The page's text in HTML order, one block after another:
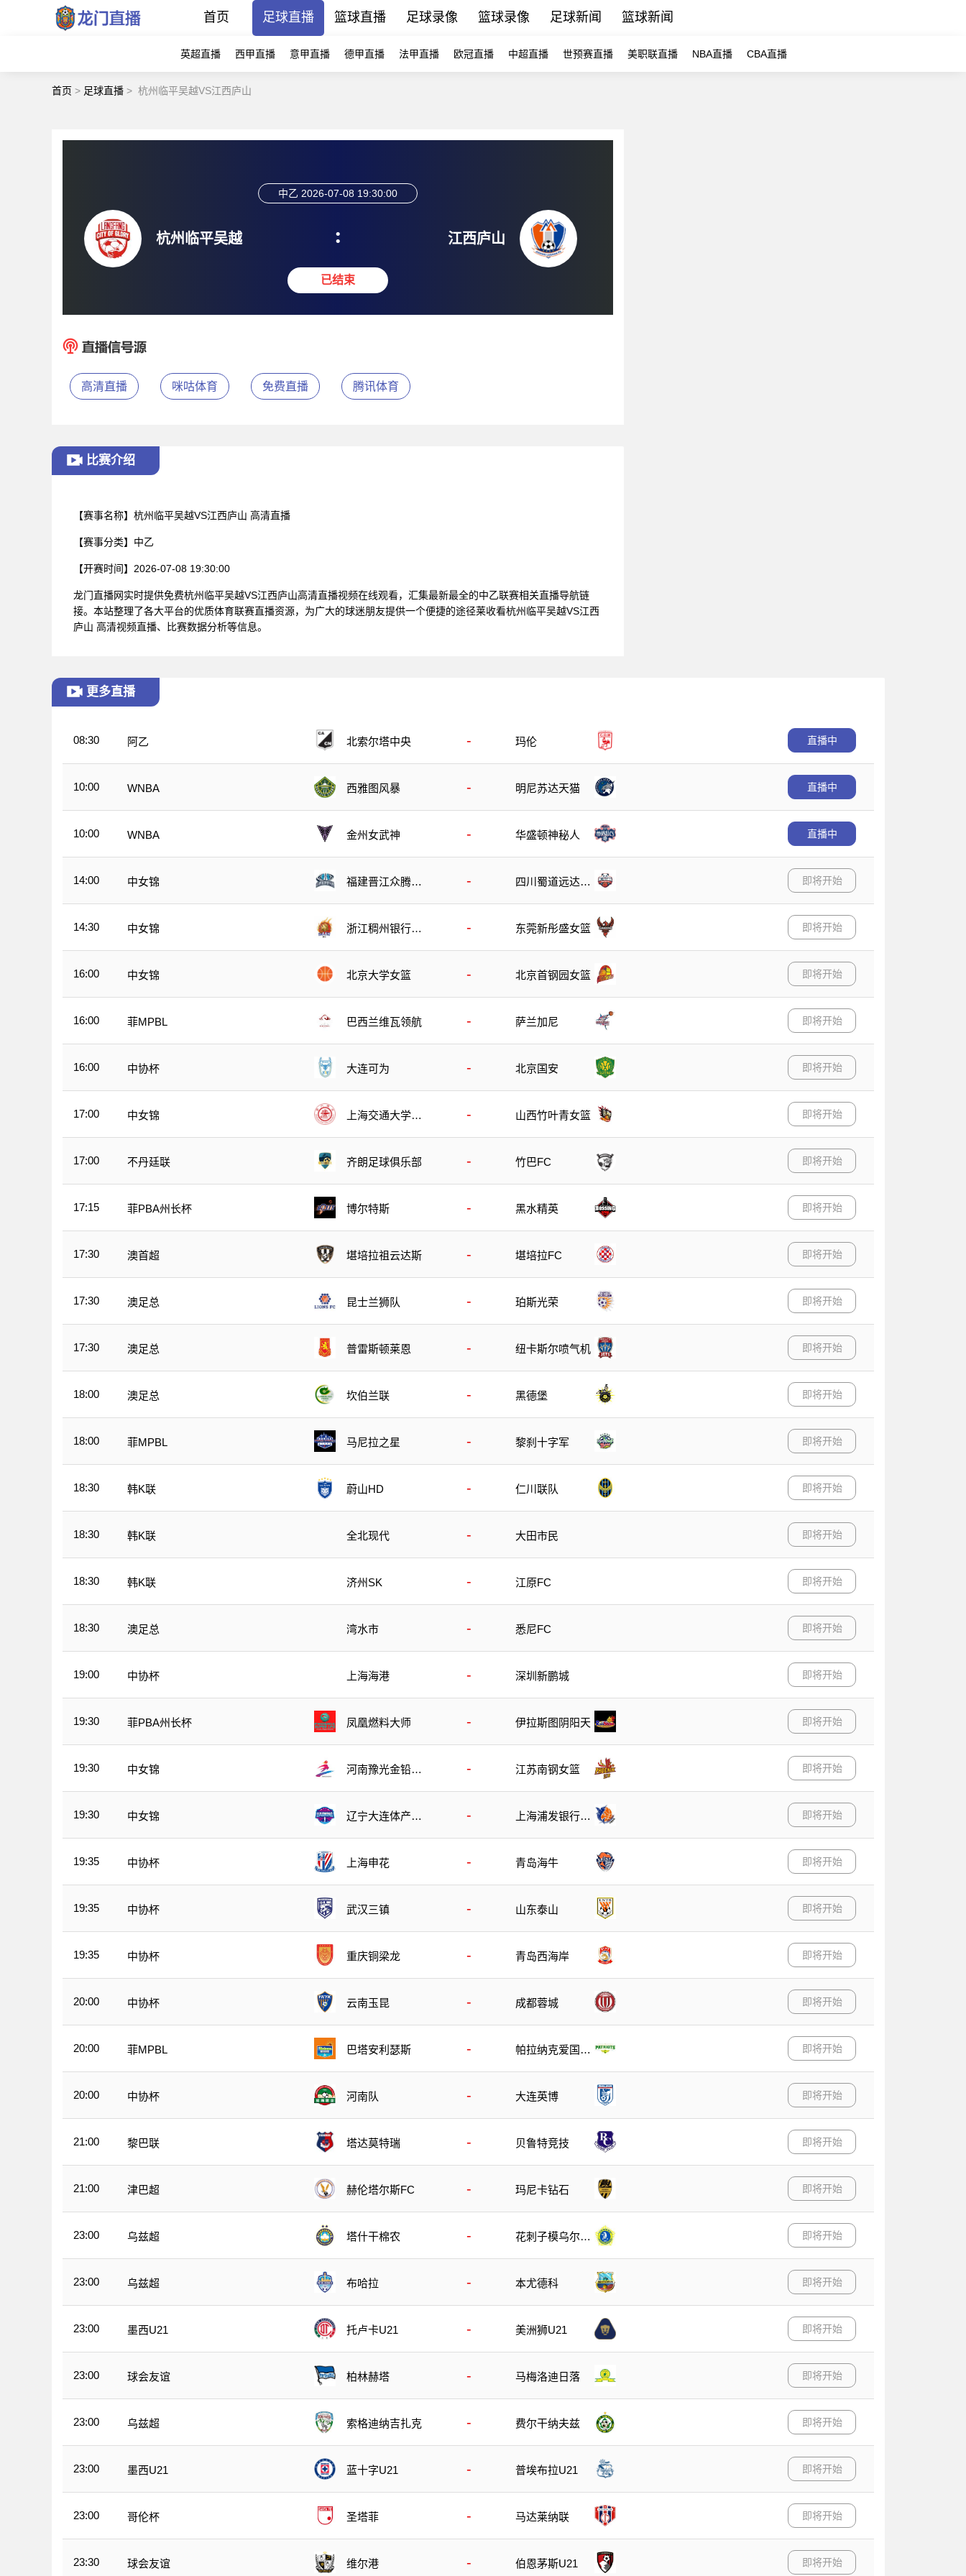
首页 足球直播 篮球直播 足球录像 篮球录像 足球新闻 篮球新闻
英超直播 西甲直播 意甲直播 德甲直播 法甲直播 欧冠直播 中超直播 世预赛直播 美职联直播 NBA直播 CBA直播
首页 > 足球直播 > 杭州临平吴越VS江西庐山
杭州临平吴越
中乙 2026-07-08 19:30:00
:
已结束
江西庐山
高清直播 咪咕体育 免费直播 腾讯体育
比赛介绍
【赛事名称】 杭州临平吴越VS江西庐山 高清直播
【赛事分类】 中乙
【开赛时间】 2026-07-08 19:30:00
龙门直播网实时提供免费杭州临平吴越VS江西庐山高清直播视频在线观看，汇集最新最全的中乙联赛相关直播导航链
接。本站整理了各大平台的优质体育联赛直播资源，为广大的球迷朋友提供一个便捷的途径莱收看杭州临平吴越VS江西
庐山 高清视频直播、比赛数据分析等信息。
更多直播
08:30 阿乙 北索尔塔中央 - 玛伦 直播中
10:00 WNBA 西雅图风暴 - 明尼苏达天猫 直播中
10:00 WNBA 金州女武神 - 华盛顿神秘人 直播中
14:00 中女锦
福建晋江众腾女
-
四川蜀道远达女
即将开始
14:30 中女锦
浙江稠州银行女
- 东莞新彤盛女篮 即将开始
16:00 中女锦 北京大学女篮 - 北京首钢园女篮 即将开始
16:00 菲MPBL 巴西兰维瓦领航 - 萨兰加尼 即将开始
16:00 中协杯 大连可为 - 北京国安 即将开始
17:00 中女锦
上海交通大学女
- 山西竹叶青女篮 即将开始
17:00 不丹廷联 齐朗足球俱乐部 - 竹巴FC 即将开始
17:15 菲PBA州长杯 博尔特斯 - 黑水精英 即将开始
17:30 澳首超 堪培拉祖云达斯 - 堪培拉FC 即将开始
17:30 澳足总 昆士兰狮队 - 珀斯光荣 即将开始
17:30 澳足总 普雷斯顿莱恩 - 纽卡斯尔喷气机 即将开始
18:00 澳足总 坎伯兰联 - 黑德堡 即将开始
18:00 菲MPBL 马尼拉之星 - 黎刹十字军 即将开始
18:30 韩K联 蔚山HD - 仁川联队 即将开始
18:30 韩K联 全北现代 - 大田市民 即将开始
18:30 韩K联 济州SK - 江原FC 即将开始
18:30 澳足总 湾水市 - 悉尼FC 即将开始
19:00 中协杯 上海海港 - 深圳新鹏城 即将开始
19:30 菲PBA州长杯 凤凰燃料大师 - 伊拉斯图阴阳天 即将开始
19:30 中女锦
河南豫光金铅女
- 江苏南钢女篮 即将开始
19:30 中女锦
辽宁大连体产女
-
上海浦发银行女
即将开始
19:35 中协杯 上海申花 - 青岛海牛 即将开始
19:35 中协杯 武汉三镇 - 山东泰山 即将开始
19:35 中协杯 重庆铜梁龙 - 青岛西海岸 即将开始
20:00 中协杯 云南玉昆 - 成都蓉城 即将开始
20:00 菲MPBL 巴塔安利瑟斯 -
帕拉纳克爱国者
即将开始
20:00 中协杯 河南队 - 大连英博 即将开始
21:00 黎巴联 塔达莫特瑞 - 贝鲁特竞技 即将开始
21:00 津巴超 赫伦塔尔斯FC - 玛尼卡钻石 即将开始
23:00 乌兹超 塔什干棉农 -
花刺子模乌尔根
即将开始
23:00 乌兹超 布哈拉 - 本尤德科 即将开始
23:00 墨西U21 托卢卡U21 - 美洲狮U21 即将开始
23:00 球会友谊 柏林赫塔 - 马梅洛迪日落 即将开始
23:00 乌兹超 索格迪纳吉扎克 - 费尔干纳夫兹 即将开始
23:00 墨西U21 蓝十字U21 - 普埃布拉U21 即将开始
23:00 哥伦杯 圣塔菲 - 马达莱纳联 即将开始
23:30 球会友谊 维尔港 - 伯恩茅斯U21 即将开始